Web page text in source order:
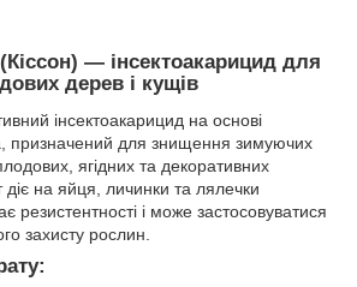
— інсектоакарицид для
дерев і кущів
інсектоакарицид на основі
призначений для знищення зимуючих
ягідних та декоративних
діє на яйця, личинки та лялечки
резистентності і може застосовуватися
захисту рослин.